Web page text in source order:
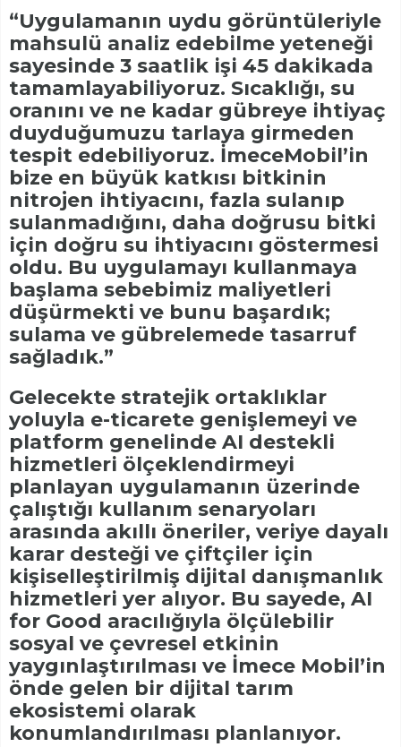
“Uygulamanın uydu görüntüleriyle
mahsulü analiz edebilme yeteneği
sayesinde 3 saatlik işi 45 dakikada
tamamlayabiliyoruz. Sıcaklığı, su
oranını ve ne kadar gübreye ihtiyaç
duyduğumuzu tarlaya girmeden
tespit edebiliyoruz. İmeceMobil’in
bize en büyük katkısı bitkinin
nitrojen ihtiyacını, fazla sulanıp
sulanmadığını, daha doğrusu bitki
için doğru su ihtiyacını göstermesi
oldu. Bu uygulamayı kullanmaya
başlama sebebimiz maliyetleri
düşürmekti ve bunu başardık;
sulama ve gübrelemede tasarruf
sağladık.”
Gelecekte stratejik ortaklıklar
yoluyla e-ticarete genişlemeyi ve
platform genelinde AI destekli
hizmetleri ölçeklendirmeyi
planlayan uygulamanın üzerinde
çalıştığı kullanım senaryoları
arasında akıllı öneriler, veriye dayalı
karar desteği ve çiftçiler için
kişiselleştirilmiş dijital danışmanlık
hizmetleri yer alıyor. Bu sayede, AI
for Good aracılığıyla ölçülebilir
sosyal ve çevresel etkinin
yaygınlaştırılması ve İmece Mobil’in
önde gelen bir dijital tarım
ekosistemi olarak
konumlandırılması planlanıyor.